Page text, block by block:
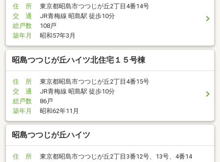
住 所
東京都昭島市つつじが丘2丁目4番14号
交 通
JR青梅線 昭島駅 徒歩10分
総戸数
108戸
築年月
昭和57年3月
昭島つつじが丘ハイツ北住宅１５号棟
住 所
東京都昭島市つつじが丘2丁目4番15号
交 通
JR青梅線 昭島駅 徒歩10分
総戸数
86戸
築年月
昭和62年11月
昭島つつじが丘ハイツ
住 所
東京都昭島市つつじが丘2丁目3番12号、13号、4番14